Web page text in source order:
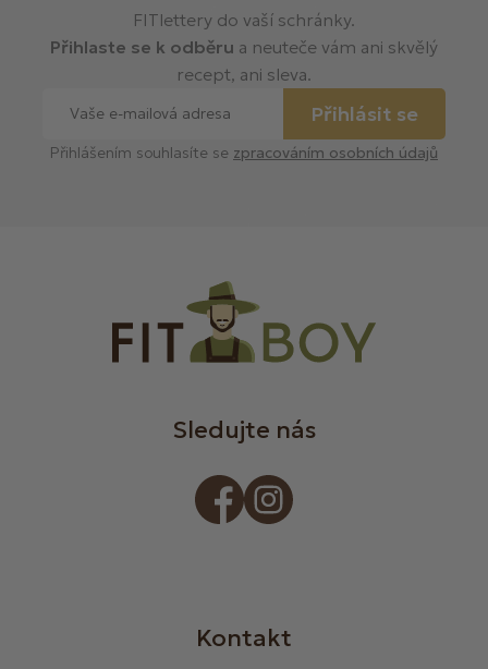
FITlettery do vaší schránky.
Přihlaste se k odběru a neuteče vám ani skvělý
recept, ani sleva.
Přihlásit se
Přihlášením souhlasíte se zpracováním osobních údajů
Sledujte nás
Kontakt